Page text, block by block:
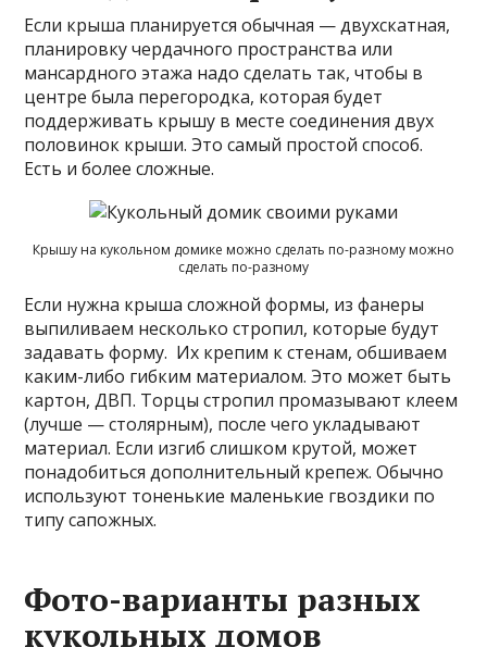
Если крыша планируется обычная — двухскатная,
планировку чердачного пространства или
мансардного этажа надо сделать так, чтобы в
центре была перегородка, которая будет
поддерживать крышу в месте соединения двух
половинок крыши. Это самый простой способ.
Есть и более сложные.
Крышу на кукольном домике можно сделать по-разному можно
сделать по-разному
Если нужна крыша сложной формы, из фанеры
выпиливаем несколько стропил, которые будут
задавать форму. Их крепим к стенам, обшиваем
каким-либо гибким материалом. Это может быть
картон, ДВП. Торцы стропил промазывают клеем
(лучше — столярным), после чего укладывают
материал. Если изгиб слишком крутой, может
понадобиться дополнительный крепеж. Обычно
используют тоненькие маленькие гвоздики по
типу сапожных.
Фото-варианты разных
кукольных домов